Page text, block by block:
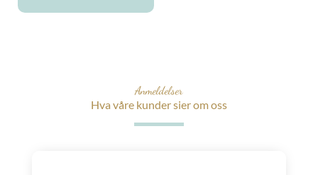
Anmeldelser
Hva våre kunder sier om oss